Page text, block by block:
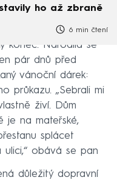
ho až zbraně
6 min čtení
konec. Narodila se
pár dnů před
vánoční dárek:
průkazu. „Sebrali mi
živí. Dům
je na mateřské,
splácet
obává se pan
důležitý dopravní